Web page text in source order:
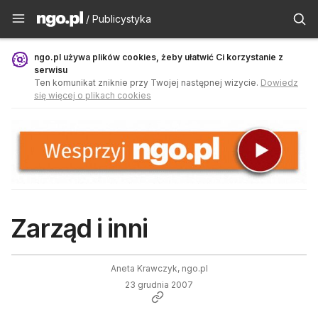
Publicystyka - ngo.pl
/ Publicystyka
ngo.pl używa plików cookies, żeby ułatwić Ci korzystanie z
serwisu
Ten komunikat zniknie przy Twojej następnej wizycie. Dowiedz
się więcej o plikach cookies
Zarząd i inni
Aneta Krawczyk, ngo.pl
23 grudnia 2007